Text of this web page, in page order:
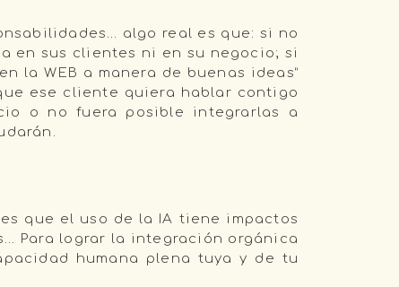
algo real es que: si no
en sus clientes ni en su negocio; si
la WEB a manera de buenas ideas”
ese cliente quiera hablar contigo
o no fuera posible integrarlas a
que el uso de la IA tiene impactos
Para lograr la integración orgánica
humana plena tuya y de tu